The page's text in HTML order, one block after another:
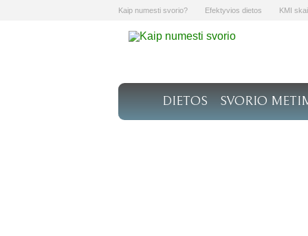
Kaip numesti svorio? Efektyvios dietos KMI
DIETOS SVORIO